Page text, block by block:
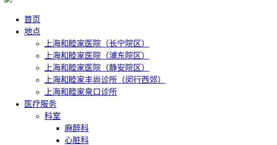
首页
地点
上海和睦家医院（长宁院区）
上海和睦家医院（浦东院区）
上海和睦家医院（静安院区）
上海和睦家丰尚诊所（闵行西郊）
上海和睦家泉口诊所
医疗服务
科室
麻醉科
心脏科